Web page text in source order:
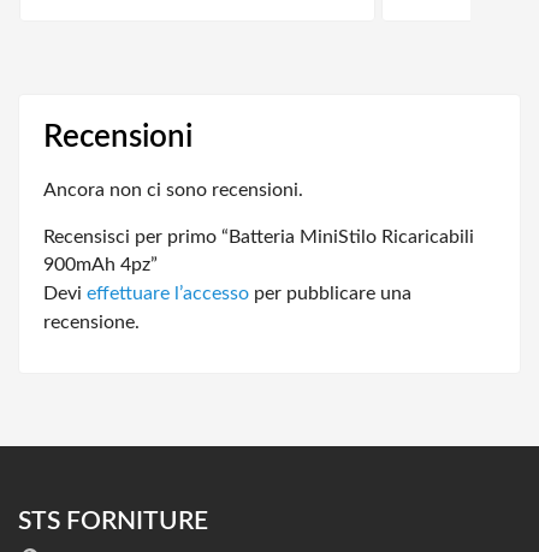
Recensioni
Ancora non ci sono recensioni.
Recensisci per primo “Batteria MiniStilo Ricaricabili
900mAh 4pz”
Devi effettuare l’accesso per pubblicare una
recensione.
STS FORNITURE